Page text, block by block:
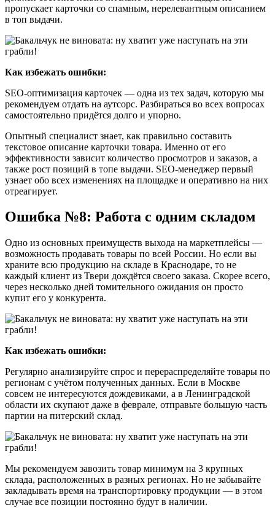
пропускает карточки со спамным, нерелевантным описанием
в топ выдачи.
Как избежать ошибки:
SEO-оптимизация карточек — одна из тех задач, которую мы
рекомендуем отдать на аутсорс. Разбираться во всех вопросах
самостоятельно придётся долго и упорно.
Опытный специалист знает, как правильно составить
текстовое описание карточки товара. Именно от его
эффективности зависит количество просмотров и заказов, а
также рост позиций в топе выдачи. SEO-менеджер первый
узнает обо всех изменениях на площадке и оперативно на них
отреагирует.
Ошибка №8: Работа с одним складом
Одно из основных преимуществ выхода на маркетплейсы —
возможность продавать товары по всей России. Но если вы
храните всю продукцию на складе в Краснодаре, то не
каждый клиент из Твери дождётся своего заказа. Скорее всего,
через несколько дней томительного ожидания он просто
купит его у конкурента.
Как избежать ошибки:
Регулярно анализируйте спрос и перераспределяйте товары по
регионам с учётом полученных данных. Если в Москве
совсем не интересуются дождевиками, а в Ленинградской
области их скупают даже в феврале, отправьте большую часть
партии на питерский склад.
Мы рекомендуем завозить товар минимум на 3 крупных
склада, расположенных в разных регионах. Но не забывайте
закладывать время на транспортировку продукции — в этом
случае все позиции постоянно будут в наличии.